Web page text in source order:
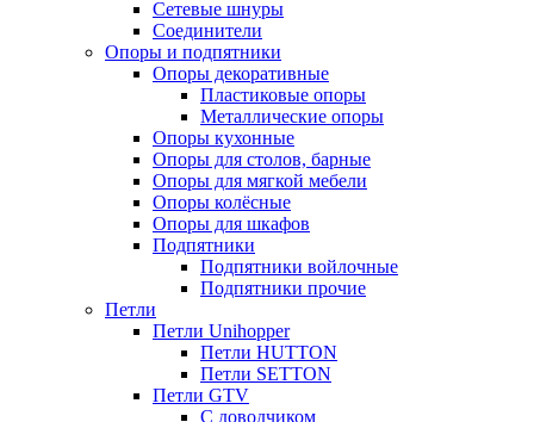
Сетевые шнуры
Соединители
Опоры и подпятники
Опоры декоративные
Пластиковые опоры
Металлические опоры
Опоры кухонные
Опоры для столов, барные
Опоры для мягкой мебели
Опоры колёсные
Опоры для шкафов
Подпятники
Подпятники войлочные
Подпятники прочие
Петли
Петли Unihopper
Петли HUTTON
Петли SETTON
Петли GTV
С доводчиком